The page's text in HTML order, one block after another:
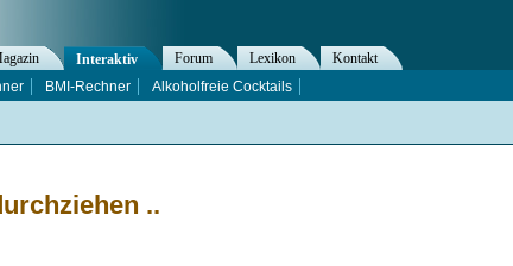
..
Interaktiv Forum Lexikon
Kontakt
BMI-Rechner Alkoholfreie Cocktails